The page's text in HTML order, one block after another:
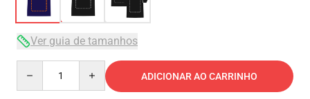
Ver guia de tamanhos
ADICIONAR AO CARRINHO